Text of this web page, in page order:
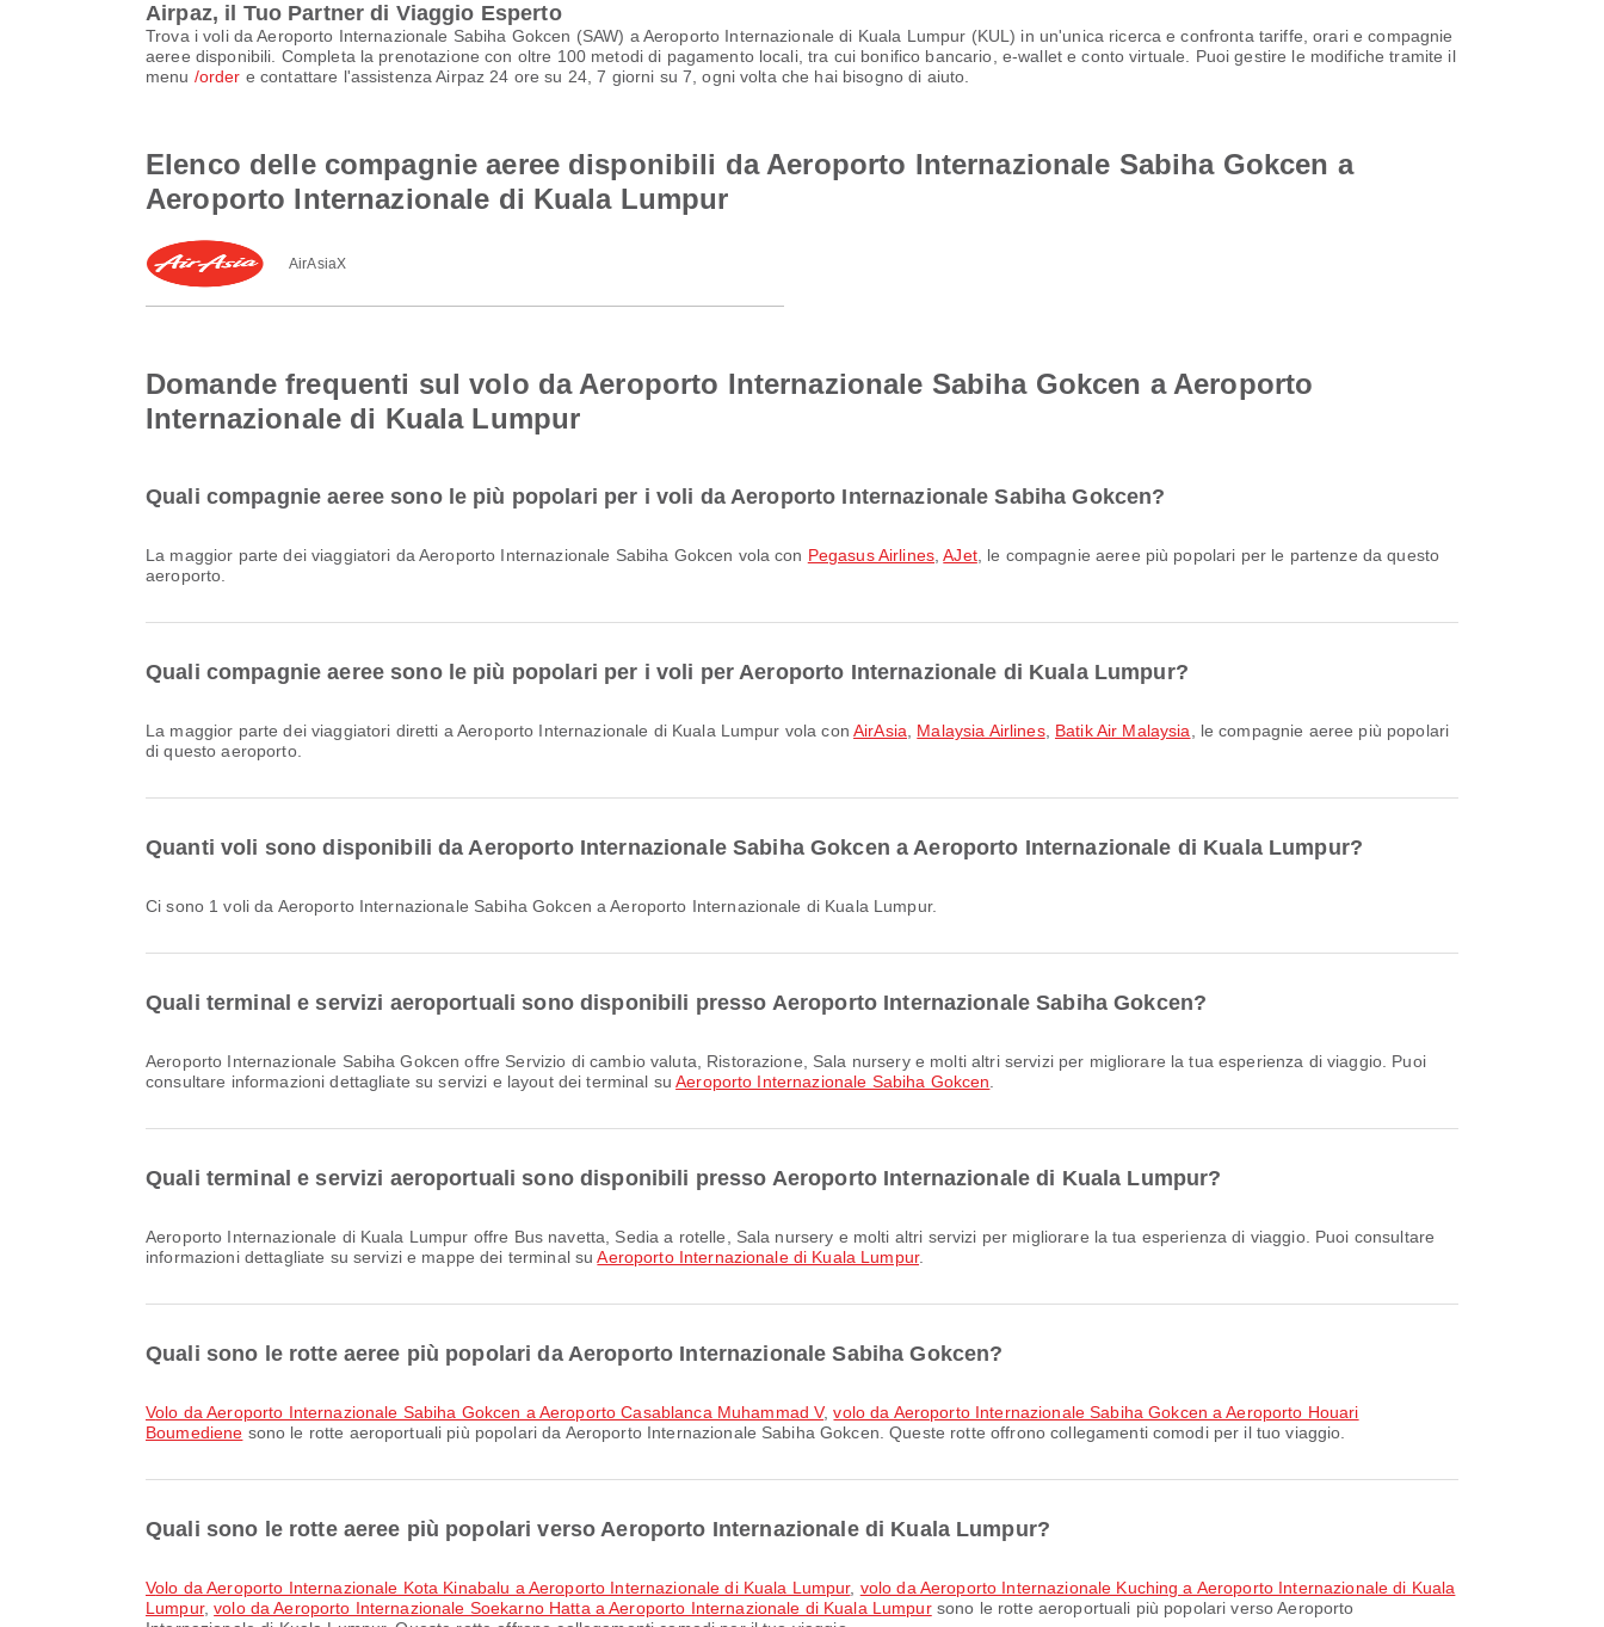
Airpaz, il Tuo Partner di Viaggio Esperto
Trova i voli da Aeroporto Internazionale Sabiha Gokcen (SAW) a Aeroporto Internazionale di Kuala Lumpur (KUL) in un'unica ricerca e confronta tariffe, orari e compagnie
aeree disponibili. Completa la prenotazione con oltre 100 metodi di pagamento locali, tra cui bonifico bancario, e-wallet e conto virtuale. Puoi gestire le modifiche tramite il
menu /order e contattare l'assistenza Airpaz 24 ore su 24, 7 giorni su 7, ogni volta che hai bisogno di aiuto.
Elenco delle compagnie aeree disponibili da Aeroporto Internazionale Sabiha Gokcen a
Aeroporto Internazionale di Kuala Lumpur
AirAsiaX
Domande frequenti sul volo da Aeroporto Internazionale Sabiha Gokcen a Aeroporto
Internazionale di Kuala Lumpur
Quali compagnie aeree sono le più popolari per i voli da Aeroporto Internazionale Sabiha Gokcen?
La maggior parte dei viaggiatori da Aeroporto Internazionale Sabiha Gokcen vola con Pegasus Airlines ,AJet, le compagnie aeree più popolari per le partenze da questo
aeroporto.
Quali compagnie aeree sono le più popolari per i voli per Aeroporto Internazionale di Kuala Lumpur?
La maggior parte dei viaggiatori diretti a Aeroporto Internazionale di Kuala Lumpur vola conAirAsia Malaysia Airlines, Batik Air Malaysia , le compagnie aeree più popolari
di questo aeroporto.
Quanti voli sono disponibili da Aeroporto Internazionale Sabiha Gokcen a Aeroporto Internazionale di Kuala Lumpur?
Ci sono 1 voli da Aeroporto Internazionale Sabiha Gokcen a Aeroporto Internazionale di Kuala Lumpur.
Quali terminal e servizi aeroportuali sono disponibili presso Aeroporto Internazionale Sabiha Gokcen?
Aeroporto Internazionale Sabiha Gokcen offre Servizio di cambio valuta, Ristorazione, Sala nursery e molti altri servizi per migliorare la tua esperienza di viaggio. Puoi
consultare informazioni dettagliate su servizi e layout dei terminal suAeroporto Internazionale Sabiha Gokcen
Quali terminal e servizi aeroportuali sono disponibili presso Aeroporto Internazionale di Kuala Lumpur?
Aeroporto Internazionale di Kuala Lumpur offre Bus navetta, Sedia a rotelle, Sala nursery e molti altri servizi per migliorare la tua esperienza di viaggio. Puoi consultare
informazioni dettagliate su servizi e mappe dei terminal suAeroporto Internazionale di Kuala Lumpur.
Quali sono le rotte aeree più popolari da Aeroporto Internazionale Sabiha Gokcen?
volo da Aeroporto Internazionale Sabiha Gokcen a Aeroporto Casablanca Muhammad V,volo da Aeroporto Internazionale Sabiha Gokcen a Aeroporto Houari
Boumediene sono le rotte aeroportuali più popolari da Aeroporto Internazionale Sabiha Gokcen. Queste rotte offrono collegamenti comodi per il tuo viaggio.
Quali sono le rotte aeree più popolari verso Aeroporto Internazionale di Kuala Lumpur?
volo da Aeroporto Internazionale Kota Kinabalu a Aeroporto Internazionale di Kuala Lumpur, volo da Aeroporto Internazionale Kuching a Aeroporto Internazionale di Kuala
Lumpur,volo da Aeroporto Internazionale Soekarno Hatta a Aeroporto Internazionale di Kuala Lumpursono le rotte aeroportuali più popolari verso Aeroporto